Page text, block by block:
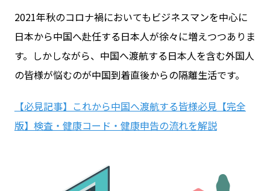
2021年秋のコロナ禍においてもビジネスマンを中心に
日本から中国へ赴任する日本人が徐々に増えつつありま
す。しかしながら、中国へ渡航する日本人を含む外国人
の皆様が悩むのが中国到着直後からの隔離生活です。
【必見記事】これから中国へ渡航する皆様必見【完全
版】検査・健康コード・健康申告の流れを解説